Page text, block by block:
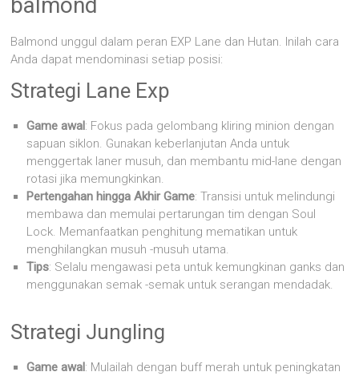
Balmond unggul dalam peran EXP Lane dan Hutan. Inilah cara
Anda dapat mendominasi setiap posisi:
Strategi Lane Exp
Game awal: Fokus pada gelombang kliring minion dengan
sapuan siklon. Gunakan keberlanjutan Anda untuk
menggertak laner musuh, dan membantu mid-lane dengan
rotasi jika memungkinkan.
Pertengahan hingga Akhir Game: Transisi untuk melindungi
membawa dan memulai pertarungan tim dengan Soul
Lock. Memanfaatkan penghitung mematikan untuk
menghilangkan musuh -musuh utama.
Tips: Selalu mengawasi peta untuk kemungkinan ganks dan
menggunakan semak -semak untuk serangan mendadak.
Strategi Jungling
Game awal: Mulailah dengan buff merah untuk peningkatan